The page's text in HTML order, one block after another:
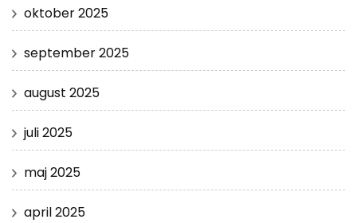
oktober 2025
september 2025
august 2025
juli 2025
maj 2025
april 2025